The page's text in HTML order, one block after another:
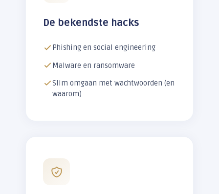
De bekendste hacks
Phishing en social engineering
Malware en ransomware
Slim omgaan met wachtwoorden (en
waarom)